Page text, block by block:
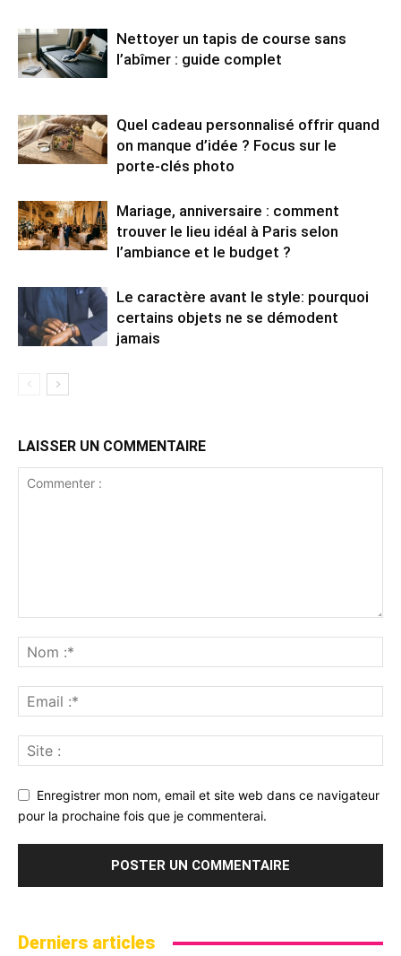
Nettoyer un tapis de course sans
l’abîmer : guide complet
Quel cadeau personnalisé offrir quand
on manque d’idée ? Focus sur le
porte-clés photo
Mariage, anniversaire : comment
trouver le lieu idéal à Paris selon
l’ambiance et le budget ?
Le caractère avant le style: pourquoi
certains objets ne se démodent
jamais
LAISSER UN COMMENTAIRE
Enregistrer mon nom, email et site web dans ce navigateur
pour la prochaine fois que je commenterai.
Derniers articles